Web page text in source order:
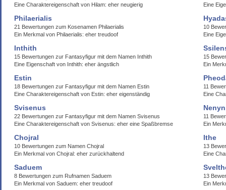
Eine Charaktereigenschaft von Hilam: eher neugierig
Eine
Philaerialis
21 Bewertungen zum Kosenamen Philaerialis
Ein Merkmal von Philaerialis: eher treudoof
10
Eine
Inthith
15 Bewertungen zur Fantasyfigur mit dem Namen Inthith
Eine Eigenschaft von Inthith: eher ängstlich
15
Ein
Estin
18 Bewertungen zur Fantasyfigur mit dem Namen Estin
Eine Charaktereigenschaft von Estin: eher eigenständig
11
Eine
Svisenus
22 Bewertungen zur Fantasyfigur mit dem Namen Svisenus
Eine Charaktereigenschaft von Svisenus: eher eine Spaßbremse
11
Ein
Chojral
10 Bewertungen zum Namen Chojral
Ein Merkmal von Chojral: eher zurückhaltend
Ithe
13
Eine
Saduem
8 Bewertungen zum Rufnamen Saduem
Ein Merkmal von Saduem: eher treudoof
13
Ein